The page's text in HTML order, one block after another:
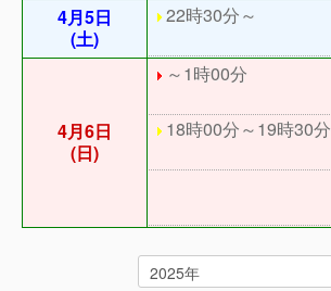
4月5日
(土)
22時30分～
4月6日
(日)
～1時00分
18時00分～19時30分